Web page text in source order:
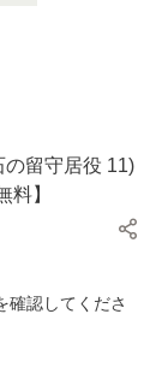
の留守居役 11)
料】
確認してくださ